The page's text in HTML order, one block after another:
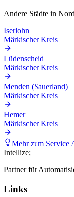
Andere Städte in
Iserlohn
Märkischer Kreis
Lüdenscheid
Märkischer Kreis
Menden (Sauerland)
Märkischer Kreis
Hemer
Märkischer Kreis
Mehr zum Service
Intellize;
Partner für
Links